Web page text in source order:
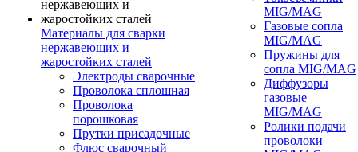
Материалы для сварки
нержавеющих и
жаростойких сталей
Электроды сварочные
Проволока сплошная
Проволока
порошковая
Прутки присадочные
Флюс сварочный
MIG/MAG
Газовые сопла
MIG/MAG
Пружины для
сопла MIG/MAG
Диффузоры
газовые
MIG/MAG
Ролики подачи
проволоки